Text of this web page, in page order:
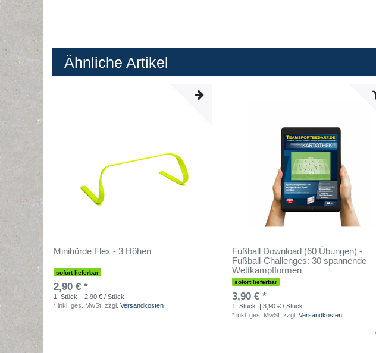
Ähnliche Artikel
Minihürde Flex - 3 Höhen
sofort lieferbar
2,90 € *
1 Stück
| 2,90 € / Stück
* inkl. ges. MwSt. zzgl. Versandkosten
Fußball Download (60 Übungen) -
Fußball-Challenges: 30 spannende
Wettkampfformen
sofort lieferbar
3,90 € *
1 Stück
| 3,90 € / Stück
* inkl. ges. MwSt. zzgl. Versandkosten